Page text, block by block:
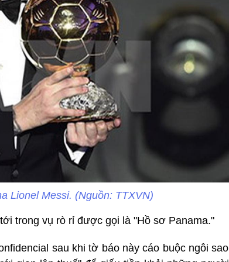
Lionel Messi. (Nguồn: TTXVN)
trong vụ rò rỉ được gọi là "Hồ sơ Panama."
sau khi tờ báo này cáo buộc ngôi sao